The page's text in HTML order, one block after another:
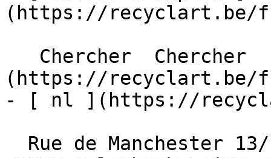
(https://recyclart.be/
(https://recyclart.be/
- [ nl ](https://